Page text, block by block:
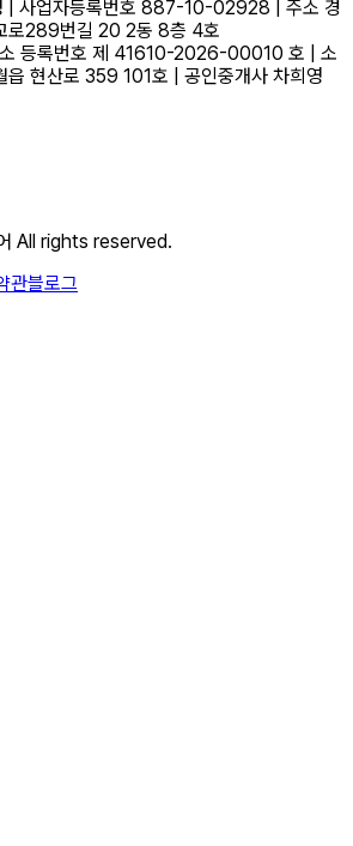
사업자등록번호 887-10-02928 주소 경
로289번길 20 2동 8층 4호
등록번호 제 41610-2026-00010 호
소
읍 현산로 359 101호 공인중개사 차희영
All rights reserved.
관블로그